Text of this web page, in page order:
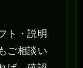
ト・説明
ご相談い